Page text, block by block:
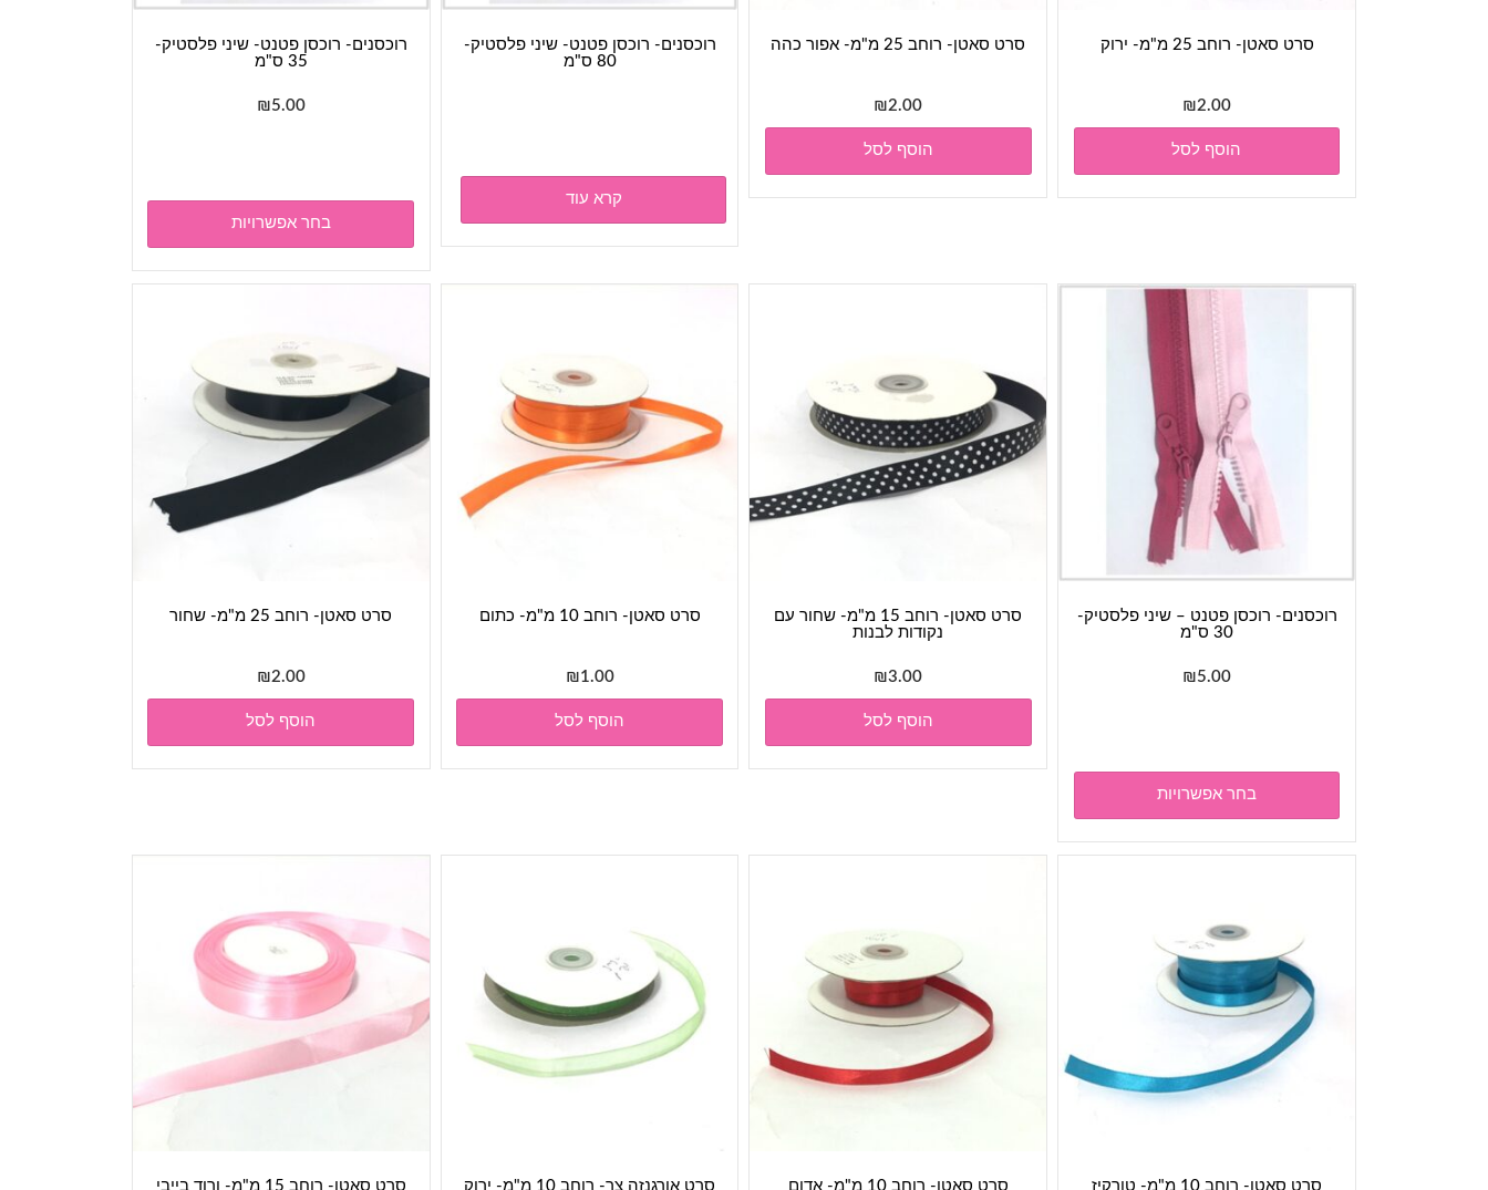
רוכסנים- רוכסן פטנט- שיני פלסטיק-
35 ס"מ
₪5.00
בחר אפשרויות
לבחור
רוכסנים- רוכסן פטנט- שיני פלסטיק-
80 ס"מ
קרא עוד
סרט סאטן- רוחב 25 מ"מ- אפור כהה
₪2.00
הוסף לסל
סרט סאטן- רוחב 25 מ"מ- ירוק
₪2.00
הוסף לסל
סרט סאטן- רוחב 25 מ"מ- שחור
₪2.00
הוסף לסל
סרט סאטן- רוחב 10 מ"מ- כתום
₪1.00
הוסף לסל
סרט סאטן- רוחב 15 מ"מ- שחור עם
נקודות לבנות
₪3.00
הוסף לסל
רוכסנים- רוכסן פטנט – שיני פלסטיק-
30 ס"מ
₪5.00
בחר אפשרויות
למוצר
לבחור
סרט סאטן- רוחב 15 מ"מ- ורוד בייבי סרט אורגנזה צר- רוחב 10 מ"מ- ירוק סרט סאטן- רוחב 10 מ"מ- אדום סרט סאטן- רוחב 10 מ"מ- טורקיז